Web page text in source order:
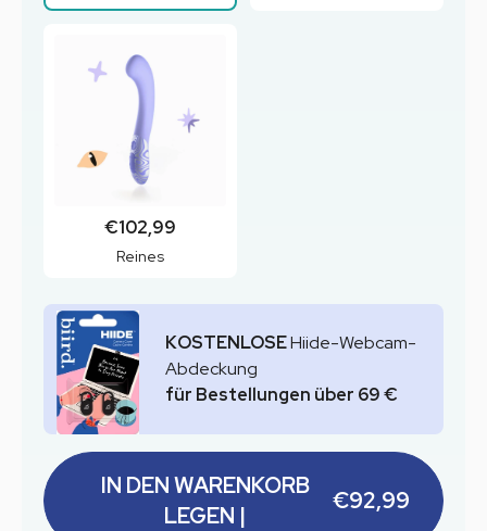
€102,99
Reines
KOSTENLOSEHiide-Webcam-
Abdeckung
für Bestellungen über 69 €
IN DEN WARENKORB
LEGEN |
€92,99